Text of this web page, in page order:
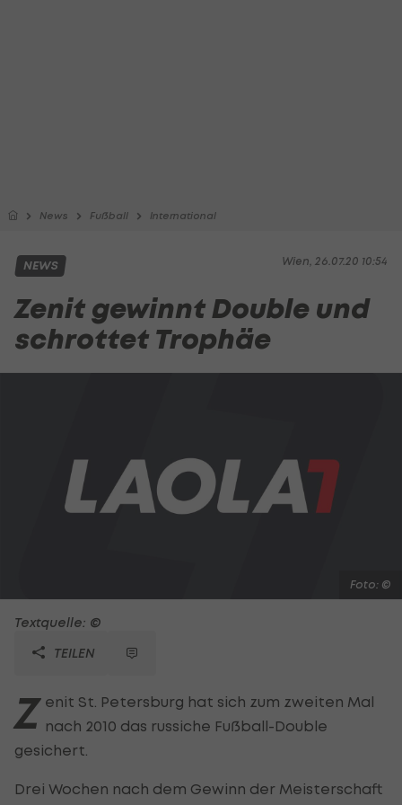
News Fußball International
Wien, 26.07.20 10:54
NEWS
Zenit gewinnt Double und
schrottet Trophäe
Foto: ©
Textquelle: ©
TEILEN
Z enit St. Petersburg hat sich zum zweiten Mal
nach 2010 das russiche Fußball-Double
gesichert.
Drei Wochen nach dem Gewinn der Meisterschaft